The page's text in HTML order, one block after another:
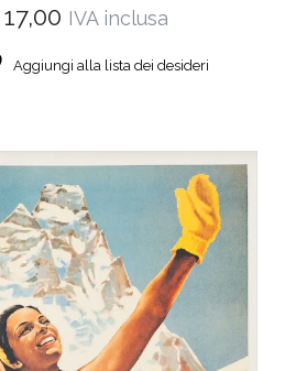
17,00 IVA inclusa
Aggiungi alla lista dei desideri